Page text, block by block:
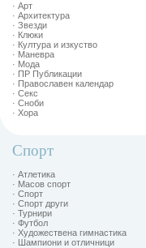
· Арт
· Архитектура
· Звезди
· Клюки
· Култура и изкуство
· Маневра
· Мода
· ПР Публикации
· Православен календар
· Секс
· Сноби
· Хора
Спорт
· Атлетика
· Масов спорт
· Спорт
· Спорт други
· Турнири
· Футбол
· Художествена гимнастика
· Шампиони и отличници